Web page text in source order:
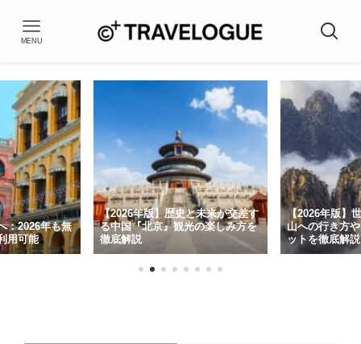
MENU
未来が交差す
の楽しみ方を
【2026年版】世界遺産🇨🇳中国黄
山への行き方やおすすめ観光スポ
ットを徹底解説！
eSender（易
国・香港バー
新情報と活用法